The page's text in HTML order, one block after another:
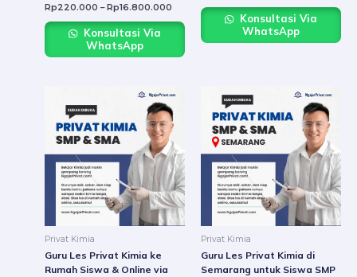
Rp220.000 – Rp16.800.000
Konsultasi Via
WhatsApp
Konsultasi Via
WhatsApp
Privat Kimia
Guru Les Privat Kimia ke
Rumah Siswa & Online via
Rp220.000
through
Rp16.800.000
This
product
has
multiple
variants.
The
options
may
chosen
Privat Kimia
Guru Les Privat Kimia di
Semarang untuk Siswa SMP
This
has
The
may
on